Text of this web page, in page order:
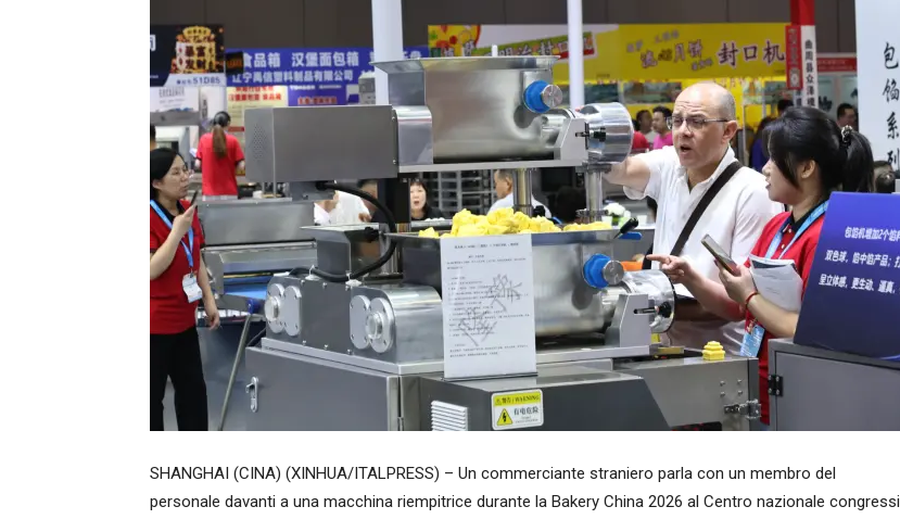
SHANGHAI (CINA) (XINHUA/ITALPRESS) – Un commerciante straniero parla con un membro del
personale davanti a una macchina riempitrice durante la Bakery China 2026 al Centro nazionale congressi